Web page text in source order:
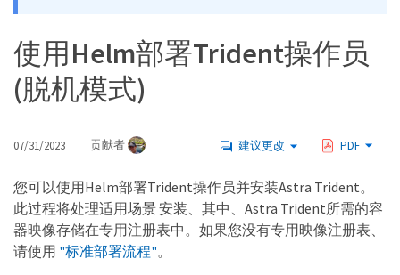
使用Helm部署Trident操作员
(脱机模式)
07/31/2023 贡献者 建议更改 PDF
您可以使用Helm部署Trident操作员并安装Astra Trident。
此过程将处理适用场景 安装、其中、Astra Trident所需的容
器映像存储在专用注册表中。如果您没有专用映像注册表、
请使用 "标准部署流程"。